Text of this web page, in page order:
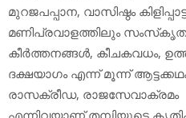
മുറജപപ്പാന, വാസിഷ്ഠം
മണിപ്രവാളത്തിലും
കീര്‍ത്തനങ്ങള്‍, കീചകവധം,
ദക്ഷയാഗം എന്ന് മൂന്ന്
രാസക്രീഡ, രാജസേവാക്രമം